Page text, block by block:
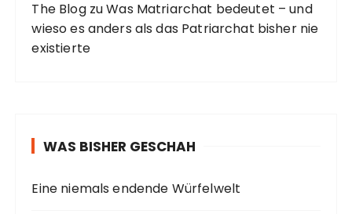
The BlogzuWas Matriarchat bedeutet – und
wieso es anders als das Patriarchat bisher nie
existierte
WAS BISHER GESCHAH
Eine niemals endende Würfelwelt